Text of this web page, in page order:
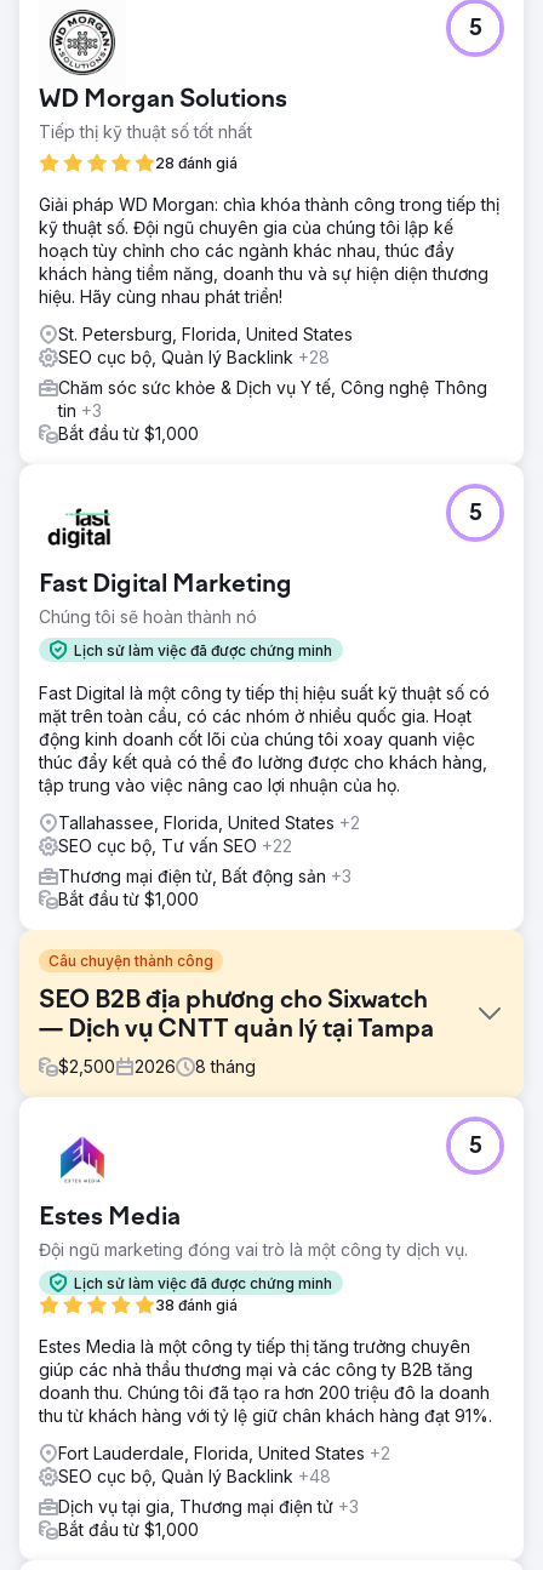
WD Morgan Solutions
Tiếp thị kỹ thuật số tốt nhất
28 đánh giá
5
Giải pháp WD Morgan: chìa khóa thành công trong tiếp thị
kỹ thuật số. Đội ngũ chuyên gia của chúng tôi lập kế
hoạch tùy chỉnh cho các ngành khác nhau, thúc đẩy
khách hàng tiềm năng, doanh thu và sự hiện diện thương
hiệu. Hãy cùng nhau phát triển!
St. Petersburg, Florida, United States
SEO cục bộ, Quản lý Backlink +28
Chăm sóc sức khỏe & Dịch vụ Y tế, Công nghệ Thông
tin +3
Bắt đầu từ $1,000
Fast Digital Marketing
Chúng tôi sẽ hoàn thành nó
Lịch sử làm việc đã được chứng minh
5
Fast Digital là một công ty tiếp thị hiệu suất kỹ thuật số có
mặt trên toàn cầu, có các nhóm ở nhiều quốc gia. Hoạt
động kinh doanh cốt lõi của chúng tôi xoay quanh việc
thúc đẩy kết quả có thể đo lường được cho khách hàng,
tập trung vào việc nâng cao lợi nhuận của họ.
Tallahassee, Florida, United States +2
SEO cục bộ, Tư vấn SEO +22
Thương mại điện tử, Bất động sản +3
Bắt đầu từ $1,000
Câu chuyện thành công
SEO B2B địa phương cho Sixwatch
— Dịch vụ CNTT quản lý tại Tampa
$2,500 2026 8 tháng
Sixwatch là nhà cung cấp dịch vụ CNTT quản lý và an
ninh mạng có trụ sở tại Tampa, phục vụ các công ty tài
phi lợi nhuận và các dịch vụ chuyên nghiệp. "Dịch vụ
CNTT quản lý tại Tampa" là một trong những phân khúc
B2B địa phương cạnh tranh nhất, bị chi phối bởi các danh
bạ nhà cung cấp dịch vụ quản lý (MSP) quốc gia và các
nhà cung cấp lâu đời. Sixwatch cần phải đạt thứ hạng cao
cho các truy vấn dịch vụ và tìm kiếm địa phương có ý định
mua hàng cao từ một trang web không có dấu ấn tìm kiếm
tự nhiên, trong một thị trường mà chỉ cần một lần xếp hạng
thành công cũng có thể mang lại hợp đồng trị giá hàng
chục nghìn đô la mỗi năm.
Giải pháp
Tôi đã xây dựng kiến trúc trang web dựa trên cách người
mua CNTT thực sự tìm kiếm: các trang riêng biệt cho từng
dịch vụ: hỗ trợ kỹ thuật, MDR, bảo mật Microsoft 365, sao
Estes Media
Đội ngũ marketing đóng vai trò là một công ty dịch vụ.
Lịch sử làm việc đã được chứng minh
38 đánh giá
5
Estes Media là một công ty tiếp thị tăng trưởng chuyên
giúp các nhà thầu thương mại và các công ty B2B tăng
doanh thu. Chúng tôi đã tạo ra hơn 200 triệu đô la doanh
thu từ khách hàng với tỷ lệ giữ chân khách hàng đạt 91%.
Fort Lauderdale, Florida, United States +2
SEO cục bộ, Quản lý Backlink +48
Dịch vụ tại gia, Thương mại điện tử +3
Bắt đầu từ $1,000